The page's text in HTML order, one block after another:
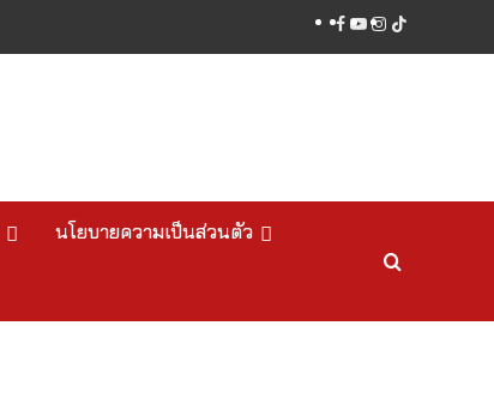
facebook
youtube
instagram
tiktok
นโยบายความเป็นส่วนตัว